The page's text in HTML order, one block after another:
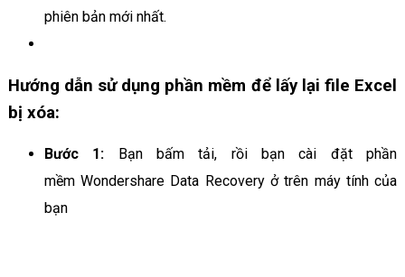
phiên bản mới nhất.
Hướng dẫn sử dụng phần mềm để lấy lại file Excel
bị xóa:
Bước 1: Bạn bấm tải, rồi bạn cài đặt phần
mềm Wondershare Data Recovery ở trên máy tính của
bạn